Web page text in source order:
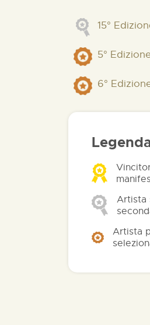
15°
5°
6°
Artista
Artista